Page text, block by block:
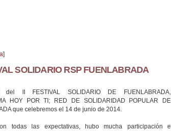
]
SOLIDARIO RSP FUENLABRADA
II FESTIVAL SOLIDARIO DE FUENLABRADA,
HOY POR TI; RED DE SOLIDARIDAD POPULAR DE
que celebremos el 14 de junio de 2014.
todas las expectativas, hubo mucha participación e